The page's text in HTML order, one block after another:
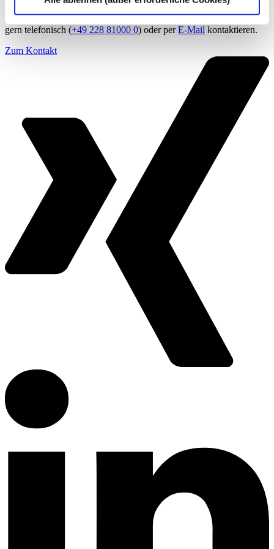
Wenn Sie Fragen zu unseren Angeboten haben, können Sie uns
gern telefonisch (+49 228 81000 0) oder perE-Mail kontaktieren.
Zum Kontakt